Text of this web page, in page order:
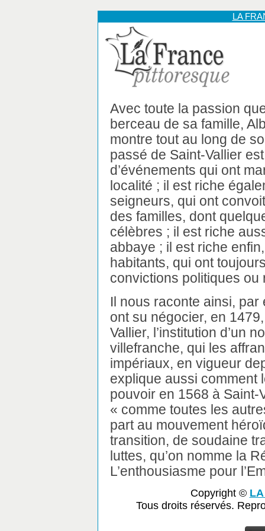
LA
Avec toute la passion
berceau de sa famille,
montre tout au long de
passé de Saint-Vallier
d’événements qui ont
localité ; il est riche
seigneurs, qui ont
des familles, dont
célèbres ; il est riche
abbaye ; il est riche
habitants, qui ont
convictions politiques ou
Il nous raconte ainsi,
ont su négocier, en
Vallier, l’institution d’un
villefranche, qui les
impériaux, en vigueur
explique aussi comment
pouvoir en 1568 à Saint-
« comme toutes les
part au mouvement
transition, de soudaine
luttes, qu’on nomme la
L’enthousiasme pour
Copyright ©
Tous droits réservés.